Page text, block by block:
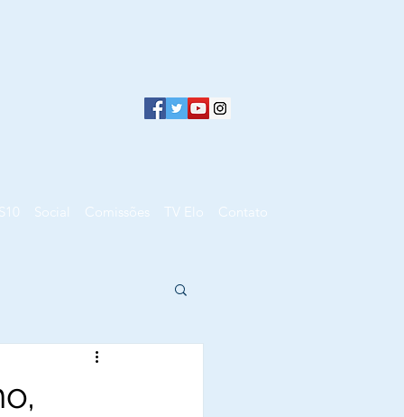
Social Comissões TV Elo Contato